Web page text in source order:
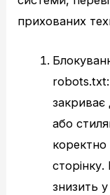
прихованих
закриває
або
коректно
сторінку.
знизить